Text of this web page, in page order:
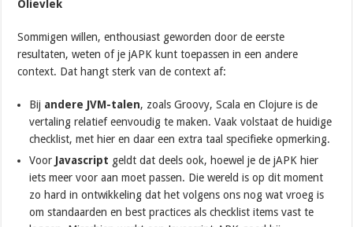
Olievlek
Sommigen willen, enthousiast geworden door de eerste
resultaten, weten of je jAPK kunt toepassen in een andere
context. Dat hangt sterk van de context af:
Bij andere JVM-talen, zoals Groovy, Scala en Clojure is de
vertaling relatief eenvoudig te maken. Vaak volstaat de huidige
checklist, met hier en daar een extra taal specifieke opmerking.
Voor Javascript geldt dat deels ook, hoewel je de jAPK hier
iets meer voor aan moet passen. Die wereld is op dit moment
zo hard in ontwikkeling dat het volgens ons nog wat vroeg is
om standaarden en best practices als checklist items vast te